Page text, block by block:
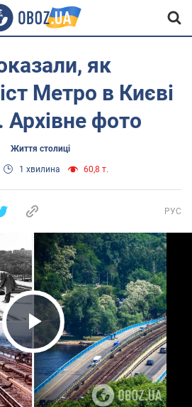
як
Метро в Києві
Архівне фото
Життя столиці
1 хвилина 60,8 т.
РУС
Play Video